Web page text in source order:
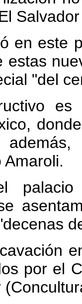
en este
estas
"del
por el